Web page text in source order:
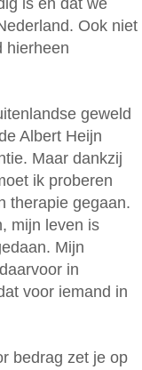
is en dat we
Ook niet
hierheen
geweld
Albert Heijn
Maar dankzij
ik proberen
therapie gegaan.
mijn leven is
Mijn
in
voor iemand in
bedrag zet je op